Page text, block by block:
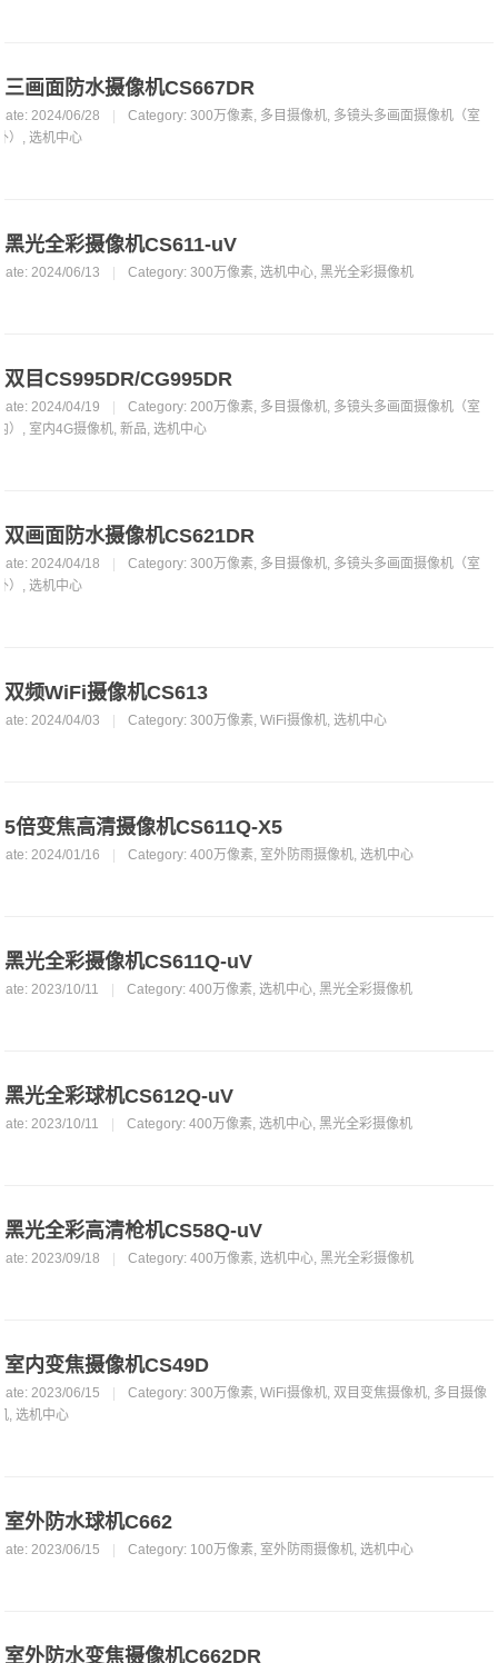
三画面防水摄像机CS667DR
2024/06/28 Category:300万像素, 多目摄像机, 多镜头多画面摄像机（室
） ,选机中心
黑光全彩摄像机CS611-uV
2024/06/13 Category:300万像素,选机中心,黑光全彩摄像机
双目CS995DR/CG995DR
2024/04/19 Category:200万像素, 多目摄像机, 多镜头多画面摄像机（室
） , 室内4G摄像机,新品,选机中心
双画面防水摄像机CS621DR
2024/04/18 Category:300万像素, 多目摄像机, 多镜头多画面摄像机（室
） ,选机中心
双频WiFi摄像机CS613
2024/04/03 Category:300万像素,WiFi摄像机,选机中心
5倍变焦高清摄像机CS611Q-X5
2024/01/16 Category:400万像素, 室外防雨摄像机,选机中心
黑光全彩摄像机CS611Q-uV
2023/10/11 Category:400万像素,选机中心,黑光全彩摄像机
黑光全彩球机CS612Q-uV
2023/10/11 Category:400万像素,选机中心,黑光全彩摄像机
黑光全彩高清枪机CS58Q-uV
2023/09/18 Category:400万像素,选机中心,黑光全彩摄像机
室内变焦摄像机CS49D
2023/06/15 Category:300万像素,WiFi摄像机, 双目变焦摄像机, 多目摄像
,选机中心
室外防水球机C662
2023/06/15 Category: 100万像素, 室外防雨摄像机,选机中心
室外防水变焦摄像机C662DR